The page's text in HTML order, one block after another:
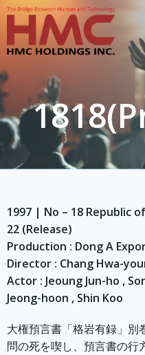
1997 | No – 18 Republic
22 (Release)
Production : Dong A
Director : Chang Hwa-
Actor : Jeoung Jun-ho ,
Jeong-hoon , Shin Koo
大権預言書「格岩有録」別
問の死を喫し、預言書の行